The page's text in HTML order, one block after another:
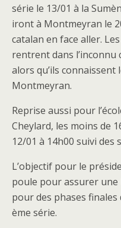
série le 13/01 à la
iront à Montmeyran le
catalan en face aller.
rentrent dans l’inconnu
alors qu’ils connaissent
Montmeyran.
Reprise aussi pour
Cheylard, les moins de
12/01 à 14h00 suivi des
L’objectif pour le
poule pour assurer une
pour des phases finales
ème série.